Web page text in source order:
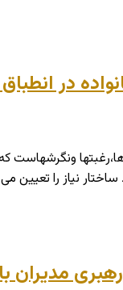
در
نیاز را تعیین
مدیران